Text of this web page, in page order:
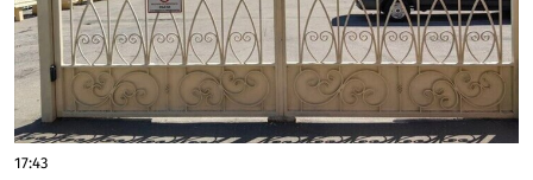
17:43